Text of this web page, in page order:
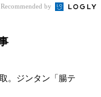
Recommended by
。ジンタン「腸テ